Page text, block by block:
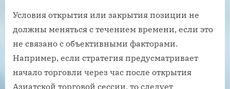
Условия открытия или закрытия позиции не
должны меняться с течением времени, если это
не связано с объективными факторами.
Например, если стратегия предусматривает
начало торговли через час после открытия
Азиатской торговой сессии, то следует